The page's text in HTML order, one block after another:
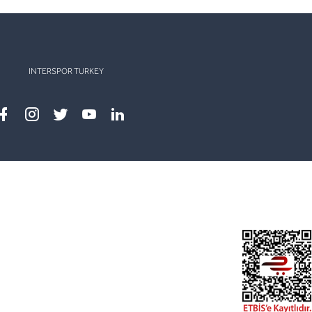
INTERSPOR TURKEY